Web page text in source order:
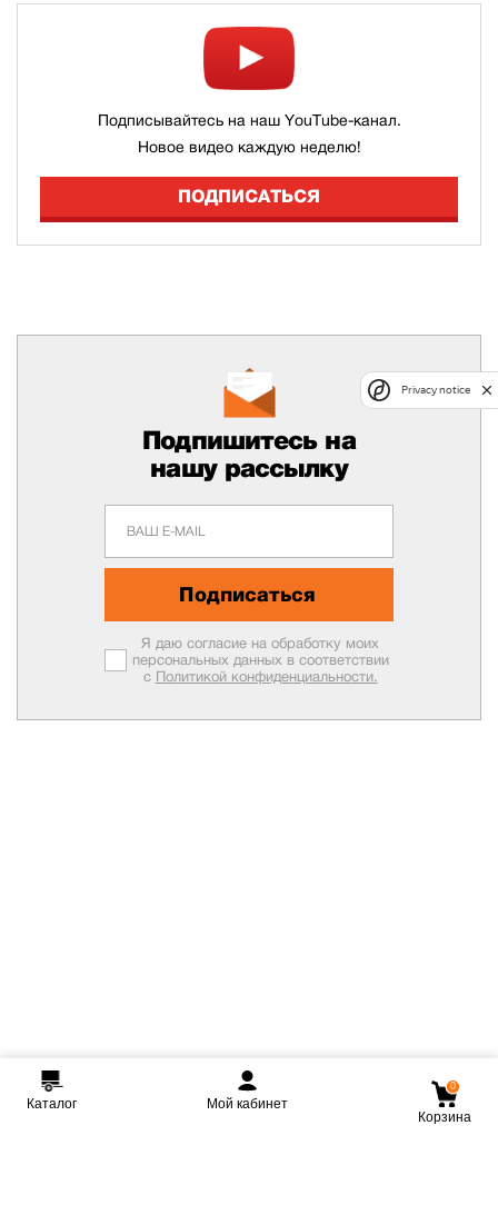
Подписывайтесь на наш YouTube-канал.
Новое видео каждую неделю!
ПОДПИСАТЬСЯ
Подпишитесь на
нашу рассылку
Подписаться
Я даю согласие на обработку моих
персональных данных в соответствии
с Политикой конфиденциальности.
Каталог Мой кабинет
0
Корзина
Privacy notice